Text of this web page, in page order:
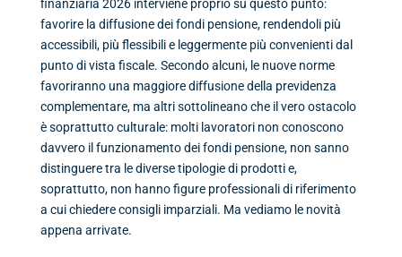
finanziaria 2026 interviene proprio su questo punto:
favorire la diffusione dei fondi pensione, rendendoli più
accessibili, più flessibili e leggermente più convenienti dal
punto di vista fiscale. Secondo alcuni, le nuove norme
favoriranno una maggiore diffusione della previdenza
complementare, ma altri sottolineano che il vero ostacolo
è soprattutto culturale: molti lavoratori non conoscono
davvero il funzionamento dei fondi pensione, non sanno
distinguere tra le diverse tipologie di prodotti e,
soprattutto, non hanno figure professionali di riferimento
a cui chiedere consigli imparziali. Ma vediamo le novità
appena arrivate.